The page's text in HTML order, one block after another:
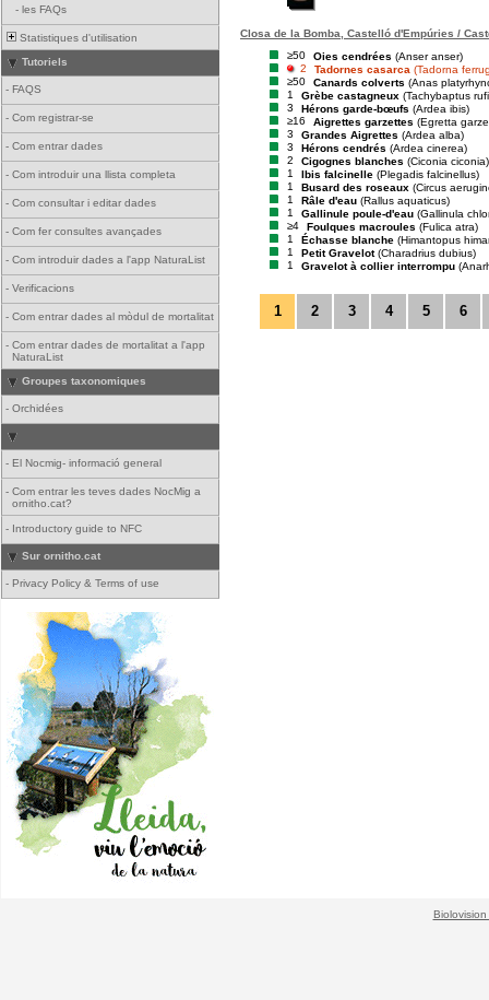
- les FAQs
Statistiques d'utilisation
Tutoriels
- FAQS
- Com registrar-se
- Com entrar dades
- Com introduir una llista completa
- Com consultar i editar dades
- Com fer consultes avançades
- Com introduir dades a l'app NaturaList
- Verificacions
- Com entrar dades al mòdul de mortalitat
- Com entrar dades de mortalitat a l'app
NaturaList
Groupes taxonomiques
- Orchidées
- El Nocmig- informació general
- Com entrar les teves dades NocMig a
ornitho.cat?
- Introductory guide to NFC
Sur ornitho.cat
- Privacy Policy & Terms of use
Closa de la Bomba, Castelló d'Empúries /
≥50
Oies cendrées (Anser anser)
2
Tadornes casarca (Tadorna
≥50
Canards colverts (Anas
1
Grèbe castagneux (Tachybaptus
3
Hérons garde-bœufs (Ardea ibis)
≥16
Aigrettes garzettes (Egretta
3
Grandes Aigrettes (Ardea alba)
3
Hérons cendrés (Ardea cinerea)
2
Cigognes blanches (Ciconia ciconia)
1
Ibis falcinelle (Plegadis falcinellus)
1
Busard des roseaux (Circus
1
Râle d'eau (Rallus aquaticus)
1
Gallinule poule-d'eau (Gallinula
≥4
Foulques macroules (Fulica atra)
1
Échasse blanche (Himantopus
1
Petit Gravelot (Charadrius dubius)
1
Gravelot à collier interrompu
1 2 3 4 5 6
Biolovision